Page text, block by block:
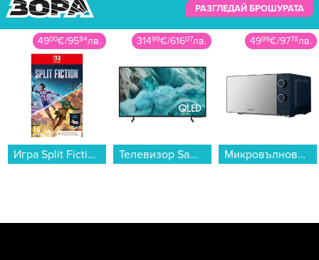
РАЗГЛЕДАЙ БРОШУРАТА
4900€/9584лв.
Игра Split Fiction - Код в кутия (NSW2)...
31499€/61607лв.
Телевизор Samsung QE50Q7FAAUXXH , 125 см, 3840x2160 UHD-4K , 50 inch, QLED ...
4999€/9778лв.
Микровълнова фурна Crown CMO-2071 MMB , 20 , 20 Литри, 700 W...